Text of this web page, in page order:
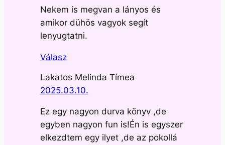
Nekem is megvan a lányos és
amikor dühös vagyok segít
lenyugtatni.
Válasz
Lakatos Melinda Tímea
2025.03.10.
Ez egy nagyon durva könyv ,de
egyben nagyon fun is!Én is egyszer
elkezdtem egy ilyet ,de az pokollá